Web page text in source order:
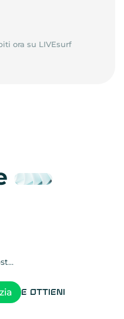
ora su LIVEsurf
e ottieni